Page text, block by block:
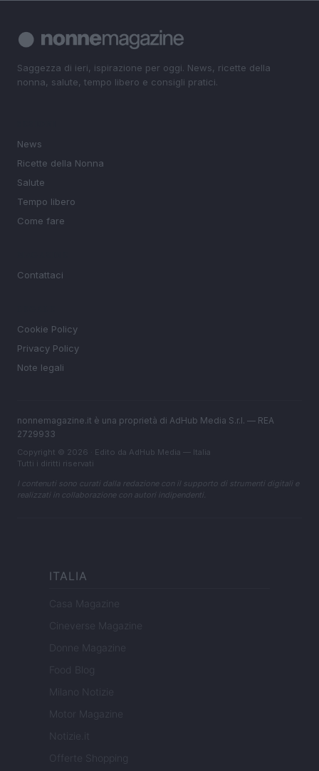
Saggezza di ieri, ispirazione per oggi. News, ricette della
nonna, salute, tempo libero e consigli pratici.
News
Ricette della Nonna
Salute
Tempo libero
Come fare
Contattaci
Cookie Policy
Privacy Policy
Note legali
nonnemagazine.it è una proprietà di AdHub Media S.r.l. — REA
2729933
Copyright © 2026 · Edito da AdHub Media — Italia
Tutti i diritti riservati
I contenuti sono curati dalla redazione con il supporto di strumenti digitali e
realizzati in collaborazione con autori indipendenti.
ITALIA
Casa Magazine
Cineverse Magazine
Donne Magazine
Food Blog
Milano Notizie
Motor Magazine
Notizie.it
Offerte Shopping